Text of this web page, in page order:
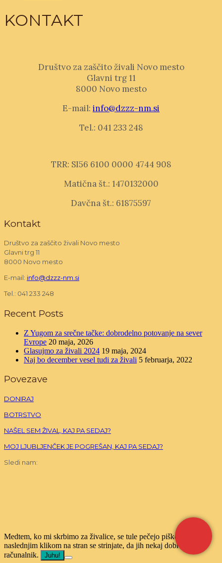
KONTAKT
Društvo za zaščito živali Novo mesto
Glavni trg 11
8000 Novo mesto
E-mail: info@dzzz-nm.si
Tel.: 041 233 248
TRR: SI56 6100 0000 4744 908
Matična št.: 1470132000
Davčna št.: 61875597
Kontakt
Društvo za zaščito živali Novo mesto
Glavni trg 11
8000 Novo mesto
E-mail: info@dzzz-nm.si
Tel.: 041 233 248
Recent Posts
Z Yugom za srečne tačke: dobrodelno potovanje na sever
Evrope 20 maja, 2026
Glasujmo za živali 2024 19 maja, 2024
Naj bo december vesel tudi za živali 5 februarja, 2022
Povezave
DONIRAJ
BOTRSTVO
NAŠEL SEM ŽIVAL, KAJ PA SEDAJ?
MOJ LJUBLJENČEK JE POGREŠAN, KAJ PA SEDAJ?
Sledi nam:
Medtem, ko mi skrbimo za živalice, se tule pečejo piškotki! Z
naslednjim klikom na stran se strinjate, da jih nekaj dobi tudi vaš
računalnik.
Juhu!